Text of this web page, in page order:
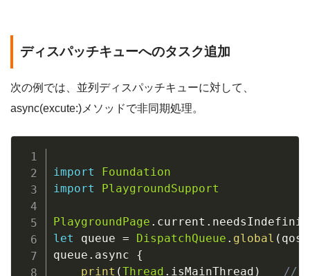
ディスパッチキューへのタスク追加
次の例では、並列ディスパッチキューに対して、
async(excute:)メソッドで非同期処理。
import
Foundation
import
PlaygroundSupport
PlaygroundPage . current .
let queue = DispatchQueue . global ( qos
queue . async {
print (Thread . isMainThread ) //